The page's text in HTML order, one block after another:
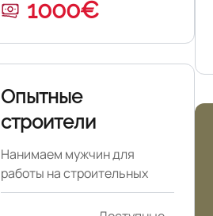
1000€
Опытные
строители
Нанимаем мужчин для
работы на строительных
проектах в Венгрии.